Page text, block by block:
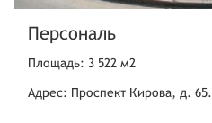
Персональ
Площадь: 3 522 м2
Адрес: Проспект Кирова, д. 65.